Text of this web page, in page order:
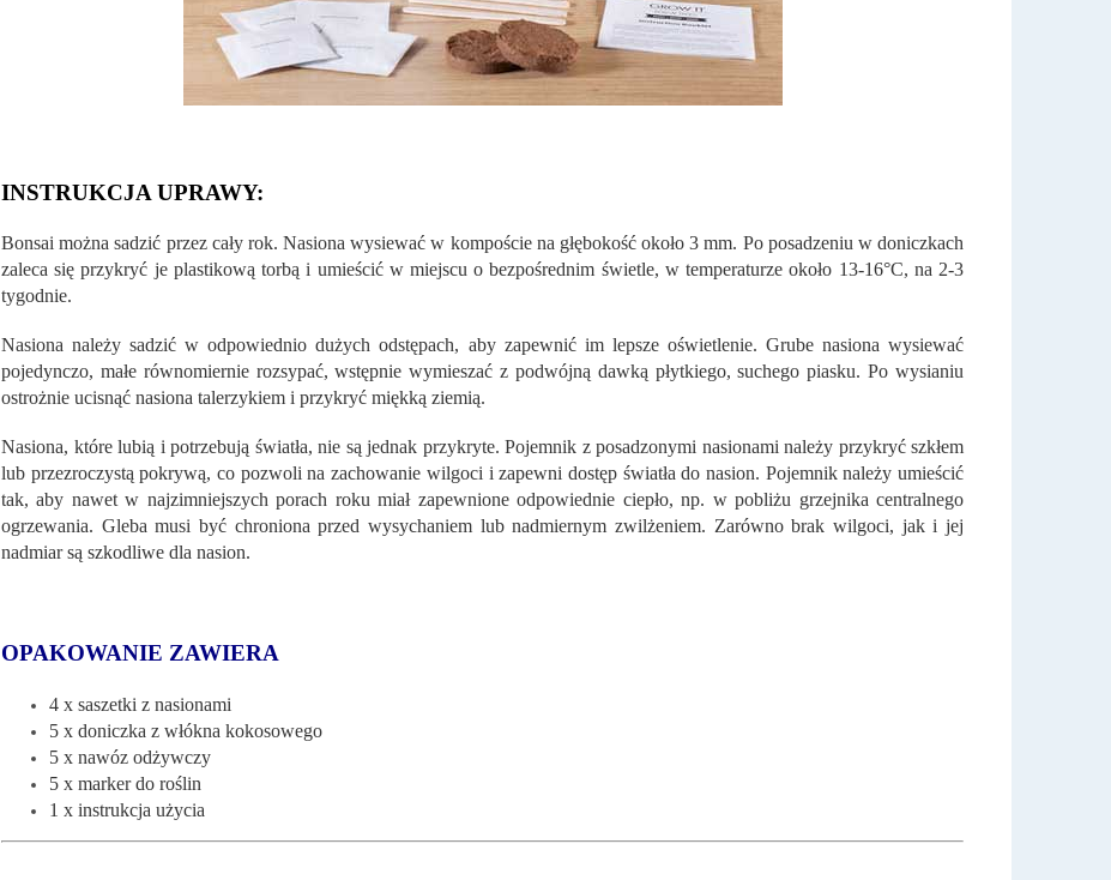
INSTRUKCJA UPRAWY:
Bonsai można sadzić przez cały rok. Nasiona wysiewać w kompoście na głębokość około 3 mm. Po posadzeniu w doniczkach
zaleca się przykryć je plastikową torbą i umieścić w miejscu o bezpośrednim świetle, w temperaturze około 13-16°C, na 2-3
tygodnie.
Nasiona należy sadzić w odpowiednio dużych odstępach, aby zapewnić im lepsze oświetlenie. Grube nasiona wysiewać
pojedynczo, małe równomiernie rozsypać, wstępnie wymieszać z podwójną dawką płytkiego, suchego piasku. Po wysianiu
ostrożnie ucisnąć nasiona talerzykiem i przykryć miękką ziemią.
Nasiona, które lubią i potrzebują światła, nie są jednak przykryte. Pojemnik z posadzonymi nasionami należy przykryć szkłem
lub przezroczystą pokrywą, co pozwoli na zachowanie wilgoci i zapewni dostęp światła do nasion. Pojemnik należy umieścić
tak, aby nawet w najzimniejszych porach roku miał zapewnione odpowiednie ciepło, np. w pobliżu grzejnika centralnego
ogrzewania. Gleba musi być chroniona przed wysychaniem lub nadmiernym zwilżeniem. Zarówno brak wilgoci, jak i jej
nadmiar są szkodliwe dla nasion.
OPAKOWANIE ZAWIERA
4 x saszetki z nasionami
5 x doniczka z włókna kokosowego
5 x nawóz odżywczy
5 x marker do roślin
1 x instrukcja użycia